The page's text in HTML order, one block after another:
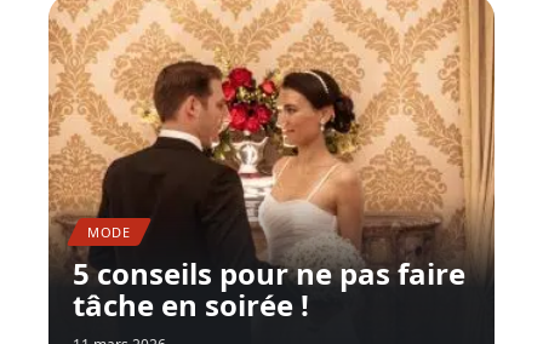
MODE
5 conseils pour ne pas faire
tâche en soirée !